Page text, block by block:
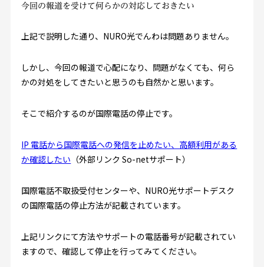
今回の報道を受けて何らかの対応しておきたい
上記で説明した通り、NURO光でんわは問題ありません。
しかし、今回の報道で心配になり、問題がなくても、何ら
かの対処をしてきたいと思うのも自然かと思います。
そこで紹介するのが国際電話の停止です。
IP 電話から国際電話への発信を止めたい、高額利用がある
か確認したい （外部リンク So-netサポート）
国際電話不取扱受付センターや、NURO光サポートデスク
の国際電話の停止方法が記載されています。
上記リンクにて方法やサポートの電話番号が記載されてい
ますので、確認して停止を行ってみてください。